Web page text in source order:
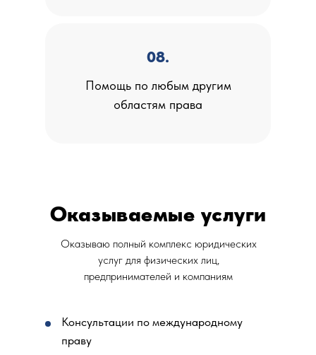
Помощь по любым другим
областям права
08.
Оказываю полный комплекс юридических
услуг для физических лиц,
предпринимателей и компаниям
Оказываемые услуги
Консультации по международному
праву